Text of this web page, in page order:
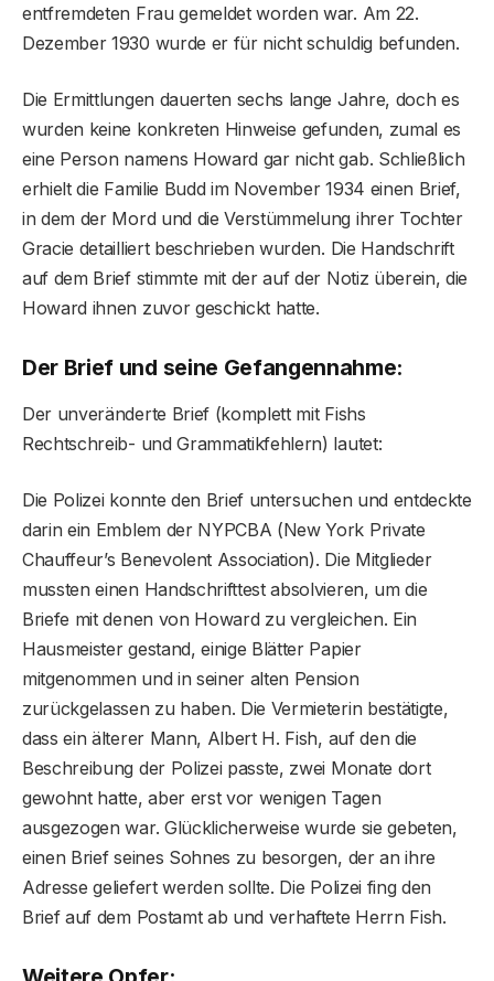
entfremdeten Frau gemeldet worden war. Am 22.
Dezember 1930 wurde er für nicht schuldig befunden.
Die Ermittlungen dauerten sechs lange Jahre, doch es
wurden keine konkreten Hinweise gefunden, zumal es
eine Person namens Howard gar nicht gab. Schließlich
erhielt die Familie Budd im November 1934 einen Brief,
in dem der Mord und die Verstümmelung ihrer Tochter
Gracie detailliert beschrieben wurden. Die Handschrift
auf dem Brief stimmte mit der auf der Notiz überein, die
Howard ihnen zuvor geschickt hatte.
Der Brief und seine Gefangennahme:
Der unveränderte Brief (komplett mit Fishs
Rechtschreib- und Grammatikfehlern) lautet:
Die Polizei konnte den Brief untersuchen und entdeckte
darin ein Emblem der NYPCBA (New York Private
Chauffeur’s Benevolent Association). Die Mitglieder
mussten einen Handschrifttest absolvieren, um die
Briefe mit denen von Howard zu vergleichen. Ein
Hausmeister gestand, einige Blätter Papier
mitgenommen und in seiner alten Pension
zurückgelassen zu haben. Die Vermieterin bestätigte,
dass ein älterer Mann, Albert H. Fish, auf den die
Beschreibung der Polizei passte, zwei Monate dort
gewohnt hatte, aber erst vor wenigen Tagen
ausgezogen war. Glücklicherweise wurde sie gebeten,
einen Brief seines Sohnes zu besorgen, der an ihre
Adresse geliefert werden sollte. Die Polizei fing den
Brief auf dem Postamt ab und verhaftete Herrn Fish.